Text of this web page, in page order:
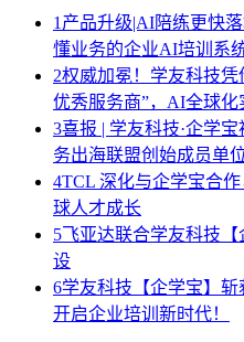
1 产品升级|AI陪练更快
懂业务的企业AI培训系
2权威加冕！学友科技凭
优秀服务商”，AI全球化
3喜报 | 学友科技·企学
务出海联盟创始成员单
4TCL 深化与企学宝合
球人才成长
5飞亚达联合学友科技
设
6学友科技【企学宝】斩
开启企业培训新时代！